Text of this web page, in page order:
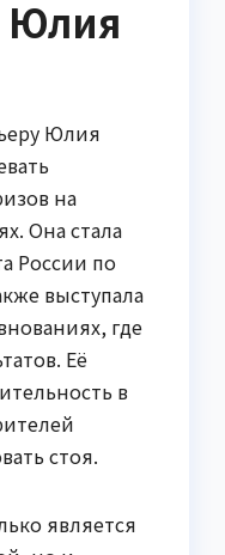
Юлия
Юлия
на
Она стала
России по
выступала
где
Её
в
стоя.
является